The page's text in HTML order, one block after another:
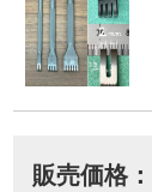
販売価格：